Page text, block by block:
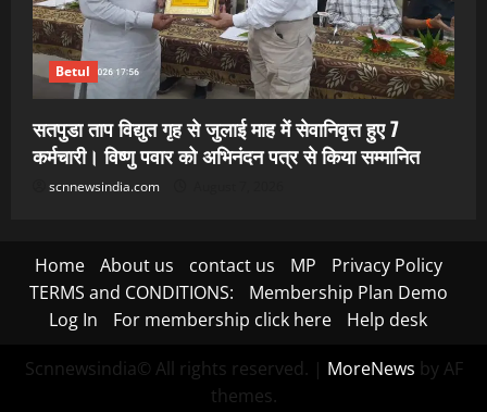
Betul
सतपुडा ताप विद्युत गृह से जुलाई माह में सेवानिवृत्त हुए 7
कर्मचारी। विष्णु पवार को अभिनंदन पत्र से किया सम्मानित
scnnewsindia.com
Home About us contact us MP
Privacy Policy
TERMS and CONDITIONS:
Membership Plan Demo
Log In
For membership click here Help desk
Scnnewsindia© All rights reserved. | MoreNews by AF
themes.